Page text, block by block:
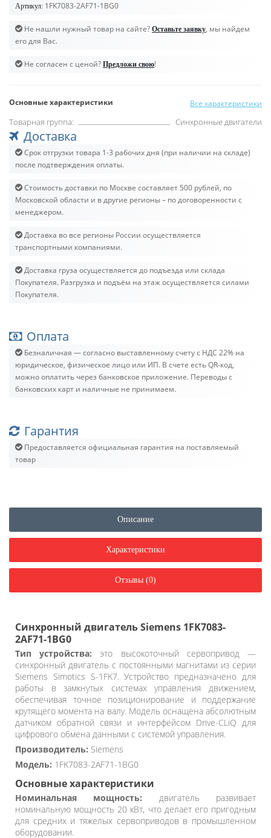
Артикул: 1FK7083-2AF71-1BG0
Не нашли нужный товар на сайте? Оставьте заявку, мы найдем
его для Вас.
Не согласен с ценой? Предложи свою!
Основные характеристики Все характеристики
Товарная группа: Синхронные двигатели
Доставка
Срок отгрузки товара 1-3 рабочих дня (при наличии на складе)
после подтверждения оплаты.
Стоимость доставки по Москве составляет 500 рублей, по
Московской области и в другие регионы – по договоренности с
менеджером.
Доставка во все регионы России осуществляется
транспортными компаниями.
Доставка груза осуществляется до подъезда или склада
Покупателя. Разгрузка и подъём на этаж осуществляется силами
Покупателя.
Оплата
Безналичная — согласно выставленному счету c НДС 22% на
юридическое, физическое лицо или ИП. В счете есть QR-код,
можно оплатить через банковское приложение. Переводы с
банковских карт и наличные не принимаем.
Гарантия
Предоставляется официальная гарантия на поставляемый
товар
Описание
Характеристики
Отзывы (0)
Синхронный двигатель Siemens 1FK7083-
2AF71-1BG0
Тип устройства: это высокоточный сервопривод —
синхронный двигатель с постоянными магнитами из серии
Siemens Simotics S-1FK7. Устройство предназначено для
работы в замкнутых системах управления движением,
обеспечивая точное позиционирование и поддержание
крутящего момента на валу. Модель оснащена абсолютным
датчиком обратной связи и интерфейсом Drive-CLiQ для
цифрового обмена данными с системой управления.
Производитель: Siemens
Модель: 1FK7083-2AF71-1BG0
Основные характеристики
Номинальная мощность: двигатель развивает
номинальную мощность 20 кВт, что делает его пригодным
для средних и тяжелых сервоприводов в промышленном
оборудовании.